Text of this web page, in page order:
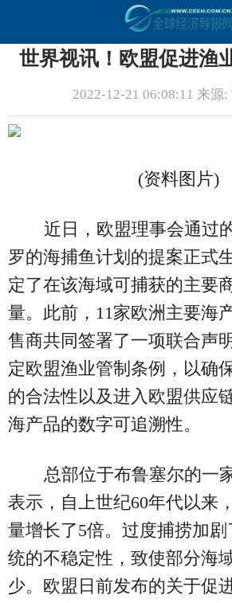
世界视讯！欧盟促进渔
2022-12-21 06:08:11 来源:
(资料图片)
近日，欧盟理事会通过
罗的海捕鱼计划的提案正式
定了在该海域可捕获的主要
量。此前，11家欧洲主要海
售商共同签署了一项联合声
定欧盟渔业管制条例，以确
的合法性以及进入欧盟供应
海产品的数字可追溯性。
总部位于布鲁塞尔的一
表示，自上世纪60年代以来
量增长了5倍。过度捕捞加
统的不稳定性，致使部分海
少。欧盟日前发布的关于促